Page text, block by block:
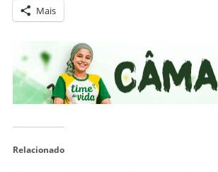
Mais
Relacionado